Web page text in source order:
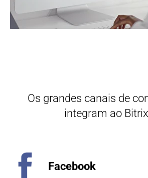
Os grandes canais de
integram ao
Facebook